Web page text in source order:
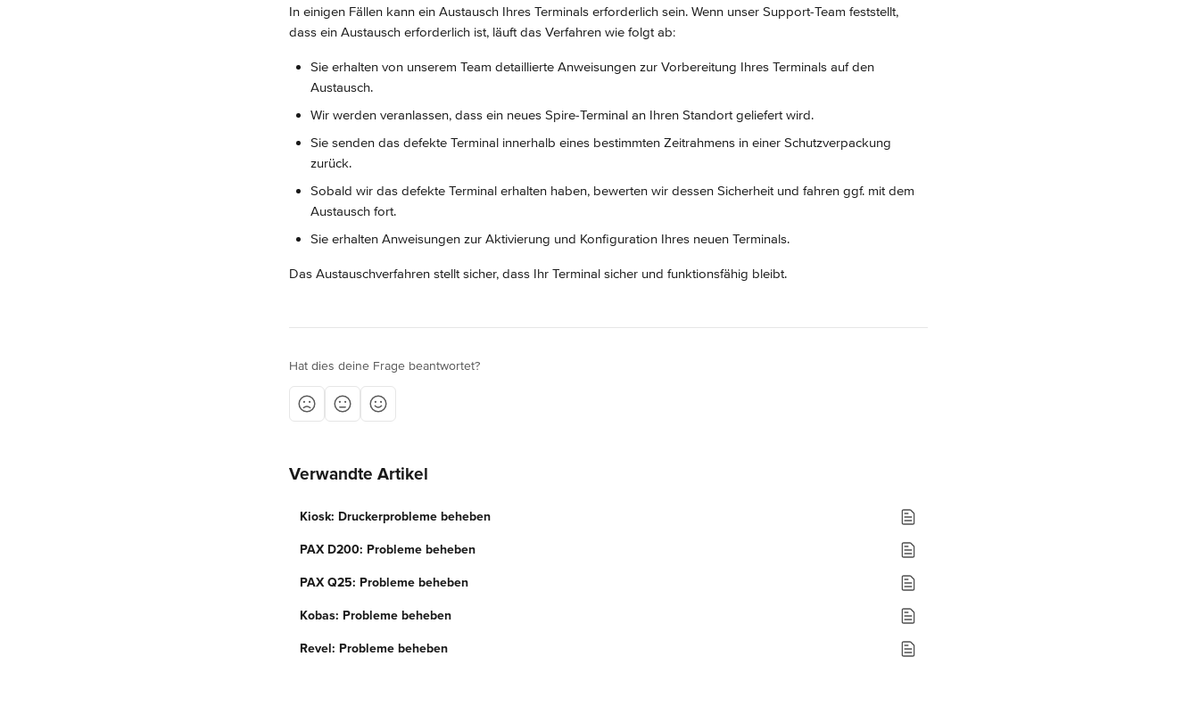
In einigen Fällen kann ein Austausch Ihres Terminals erforderlich sein. Wenn unser Support-Team feststellt,
dass ein Austausch erforderlich ist, läuft das Verfahren wie folgt ab:
Sie erhalten von unserem Team detaillierte Anweisungen zur Vorbereitung Ihres Terminals auf den
Austausch.
Wir werden veranlassen, dass ein neues Spire-Terminal an Ihren Standort geliefert wird.
Sie senden das defekte Terminal innerhalb eines bestimmten Zeitrahmens in einer Schutzverpackung
zurück.
Sobald wir das defekte Terminal erhalten haben, bewerten wir dessen Sicherheit und fahren ggf. mit dem
Austausch fort.
Sie erhalten Anweisungen zur Aktivierung und Konfiguration Ihres neuen Terminals.
Das Austauschverfahren stellt sicher, dass Ihr Terminal sicher und funktionsfähig bleibt.
Hat dies deine Frage beantwortet?
Verwandte Artikel
Kiosk: Druckerprobleme beheben
PAX D200: Probleme beheben
PAX Q25: Probleme beheben
Kobas: Probleme beheben
Revel: Probleme beheben